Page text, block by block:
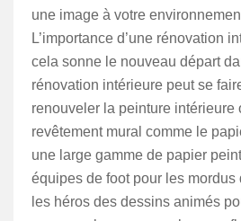
une image à votre
L’importance d’une rénovation
cela sonne le nouveau départ
rénovation intérieure peut se
renouveler la peinture intérieure
revêtement mural comme le
une large gamme de papier
équipes de foot pour les mordus
les héros des dessins animés